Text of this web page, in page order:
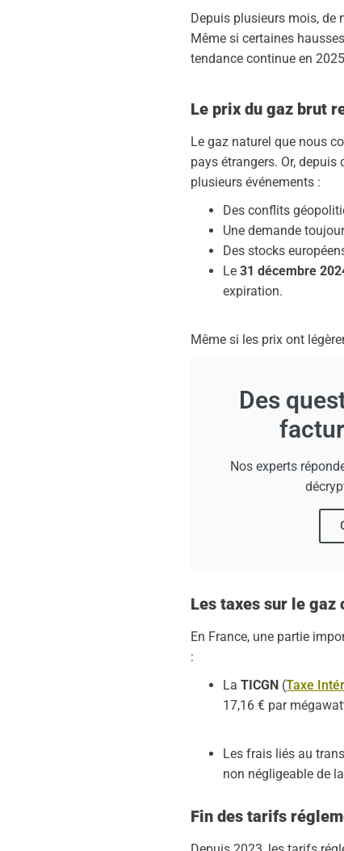
Depuis plusieurs mois,
Même si certaines
tendance continue en
Le prix du gaz brut
Le gaz naturel que nous
pays étrangers. Or,
plusieurs événements :
Des conflits
Une demande
Des stocks
Le 31 décembre
expiration.
Même si les prix ont
Des
Nos experts
Les taxes sur le gaz
En France, une partie
:
La TICGN (Taxe
17,16 € par
Les frais liés au
non négligeable de
Fin des tarifs